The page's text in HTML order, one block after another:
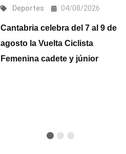
Deportes 04/08/2026
Cantabria celebra del 7 al 9 de
agosto la Vuelta Ciclista
Femenina cadete y júnior